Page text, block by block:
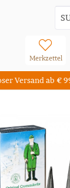
Versand ab €
Merkzettel